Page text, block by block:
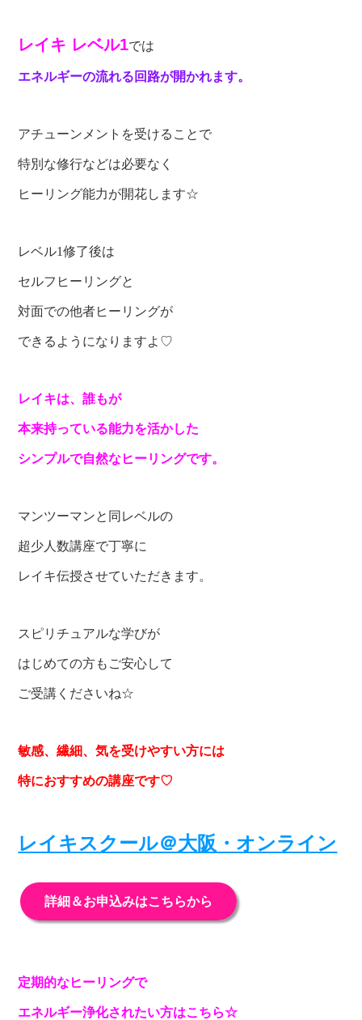
レイキ レベル1では
エネルギーの流れる回路が開かれます。
アチューンメントを受けることで
特別な修行などは必要なく
ヒーリング能力が開花します☆
レベル1修了後は
セルフヒーリングと
対面での他者ヒーリングが
できるようになりますよ♡
レイキは、誰もが
本来持っている能力を活かした
シンプルで自然なヒーリングです。
マンツーマンと同レベルの
超少人数講座で丁寧に
レイキ伝授させていただきます。
スピリチュアルな学びが
はじめての方もご安心して
ご受講くださいね☆
敏感、繊細、気を受けやすい方には
特におすすめの講座です♡
レイキスクール＠大阪・オンライン
詳細＆お申込みはこちらから
定期的なヒーリングで
エネルギー浄化されたい方はこちら☆